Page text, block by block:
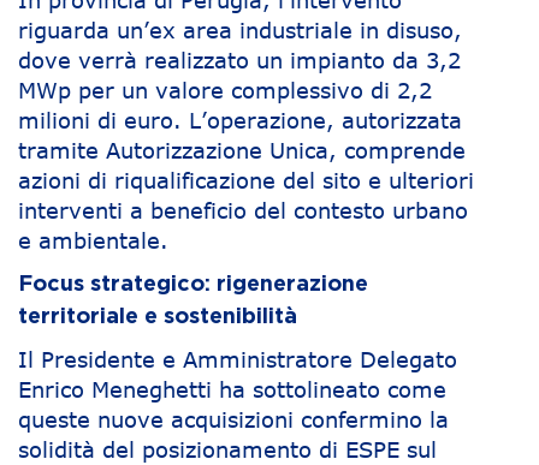
riguarda un’ex area industriale in disuso,
dove verrà realizzato un impianto da 3,2
MWp per un valore complessivo di 2,2
milioni di euro. L’operazione, autorizzata
tramite Autorizzazione Unica, comprende
azioni di riqualificazione del sito e ulteriori
interventi a beneficio del contesto urbano
e ambientale.
Focus strategico: rigenerazione
territoriale e sostenibilità
Il Presidente e Amministratore Delegato
Enrico Meneghetti ha sottolineato come
queste nuove acquisizioni confermino la
solidità del posizionamento di ESPE sul